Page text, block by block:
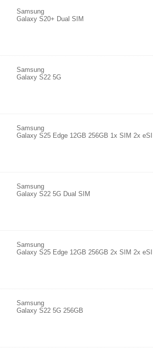
Samsung
Galaxy S20+ Dual SIM
Samsung
Galaxy S22 5G
Samsung
Galaxy S25 Edge 12GB 256GB 1x SIM 2x
Samsung
Galaxy S22 5G Dual SIM
Samsung
Galaxy S25 Edge 12GB 256GB 2x SIM 2x
Samsung
Galaxy S22 5G 256GB